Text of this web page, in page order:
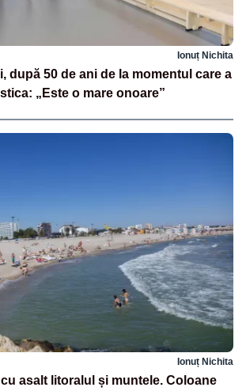
Ionuț Nichita
după 50 de ani de la momentul care a
„Este o mare onoare”
Ionuț Nichita
asalt litoralul și muntele. Coloane